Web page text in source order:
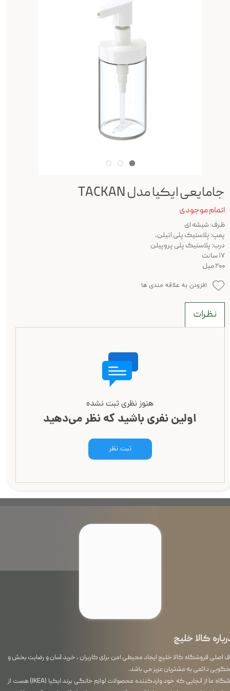
جامایعی ایکیا مدل TACKAN
اتمام موجودی
ظرف: شیشه ای
پمپ: پلاستیک پلی اتیلن،
درب: پلاستیک پلی پروپیلن
۱۷ سانت
۲۰۰ میل
افزودن به علاقه مندی ها
نظرات
هنوز نظری ثبت نشده
اولین نفری باشید که نظر می‌دهید
ثبت نظر
کالا خلیج
اصلی فروشگاه کالا خلیج ایجاد محیطی امن برای کاربران ، خرید آسان و رضایت بخش و
دائمی به مشتریان عزیز می باشد.
فروشگاه ما از آنجایی که خود واردکننده محصولات لوازم خانگی برند ایکیا (IKEA) هست از